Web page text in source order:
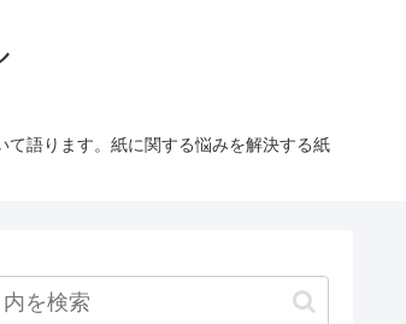
語ります。紙に関する悩みを解決する紙